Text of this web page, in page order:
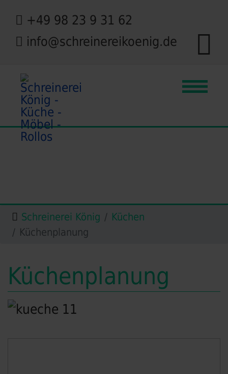
+49 98 23 9 31 62
info@schreinereikoenig.de
Schreinerei König
Küchen
Küchenplanung
Küchenplanung